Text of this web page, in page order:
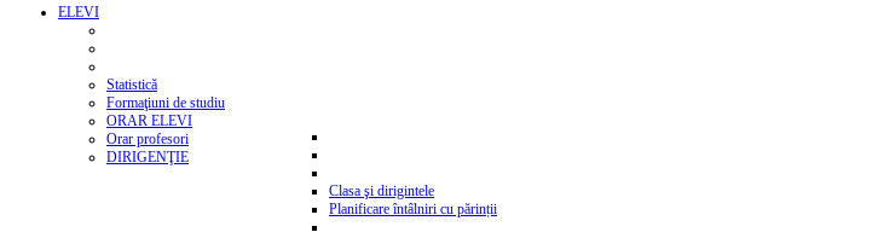
ELEVI
Statistică
Formaţiuni de studiu
ORAR ELEVI
Orar profesori
DIRIGENŢIE
Clasa şi dirigintele
Planificare întâlniri cu părinții